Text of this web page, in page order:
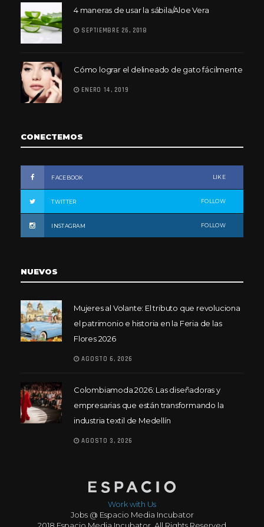
4 maneras de usar la sábila/Aloe Vera
SEPTIEMBRE 26, 2018
Cómo lograr el delineado de gato fácilmente
ENERO 14, 2019
CONECTEMOS
FACEBOOK LIKE
TWITTER FOLLOW
INSTAGRAM FOLLOW
NUEVOS
Mujeres al Volante: El tributo que revoluciona
el patrimonio e historia en la Feria de las
Flores 2026
AGOSTO 6, 2026
Colombiamoda 2026: Las diseñadoras y
empresarias que están transformando la
industria textil de Medellín
AGOSTO 3, 2026
Work with Us
Jobs @ Espacio Media Incubator